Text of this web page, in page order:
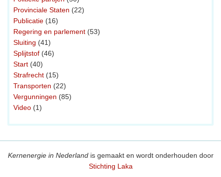
Provinciale Staten (22)
Publicatie (16)
Regering en parlement (53)
Sluiting (41)
Splijtstof (46)
Start (40)
Strafrecht (15)
Transporten (22)
Vergunningen (85)
Video (1)
Kernenergie in Nederlandis gemaakt en wordt onderhouden door
Stichting Laka